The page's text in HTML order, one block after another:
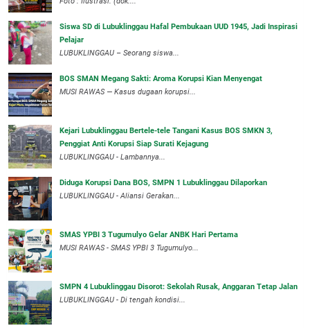
Siswa SD di Lubuklinggau Hafal Pembukaan UUD 1945, Jadi Inspirasi
Pelajar
LUBUKLINGGAU – Seorang siswa...
BOS SMAN Megang Sakti: Aroma Korupsi Kian Menyengat
MUSI RAWAS — Kasus dugaan korupsi...
Kejari Lubuklinggau Bertele-tele Tangani Kasus BOS SMKN 3,
Penggiat Anti Korupsi Siap Surati Kejagung
LUBUKLINGGAU - Lambannya...
Diduga Korupsi Dana BOS, SMPN 1 Lubuklinggau Dilaporkan
LUBUKLINGGAU - Aliansi Gerakan...
SMAS YPBI 3 Tugumulyo Gelar ANBK Hari Pertama
MUSI RAWAS - SMAS YPBI 3 Tugumulyo...
SMPN 4 Lubuklinggau Disorot: Sekolah Rusak, Anggaran Tetap Jalan
LUBUKLINGGAU - Di tengah kondisi...